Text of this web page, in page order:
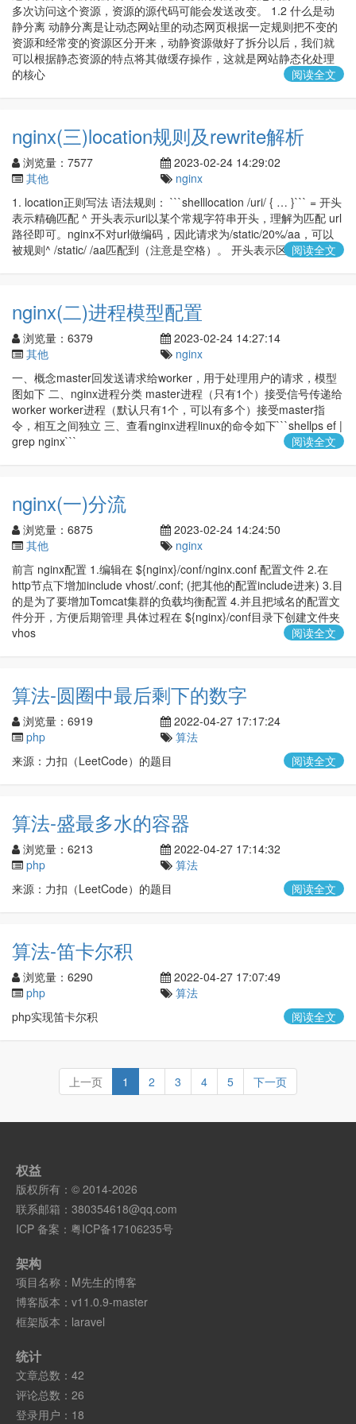
多次访问这个资源，资源的源代码可能会发送改变。 1.2 什么是动
静分离 动静分离是让动态网站里的动态网页根据一定规则把不变的
资源和经常变的资源区分开来，动静资源做好了拆分以后，我们就
可以根据静态资源的特点将其做缓存操作，这就是网站静态化处理
的核心
阅读全文
nginx(三)location规则及rewrite解析
浏览量：7577
2023-02-24 14:29:02
其他
nginx
1. location正则写法 语法规则： ```shelllocation /uri/ { … }``` = 开头
表示精确匹配 ^ 开头表示uri以某个常规字符串开头，理解为匹配 url
路径即可。nginx不对url做编码，因此请求为/static/20%/aa，可以
被规则^ /static/ /aa匹配到（注意是空格）。 开头表示区分大小写
阅读全文
nginx(二)进程模型配置
浏览量：6379
2023-02-24 14:27:14
其他
nginx
一、概念master回发送请求给worker，用于处理用户的请求，模型
图如下 二、nginx进程分类 master进程（只有1个）接受信号传递给
worker worker进程（默认只有1个，可以有多个）接受master指
令，相互之间独立 三、查看nginx进程linux的命令如下```shellps ef |
grep nginx```
阅读全文
nginx(一)分流
浏览量：6875
2023-02-24 14:24:50
其他
nginx
前言 nginx配置 1.编辑在 ${nginx}/conf/nginx.conf 配置文件 2.在
http节点下增加include vhost/.conf; (把其他的配置include进来) 3.目
的是为了要增加Tomcat集群的负载均衡配置 4.并且把域名的配置文
件分开，方便后期管理 具体过程在 ${nginx}/conf目录下创建文件夹
vhos
阅读全文
算法-圆圈中最后剩下的数字
浏览量：6919
2022-04-27 17:17:24
php
算法
来源：力扣（LeetCode）的题目
阅读全文
算法-盛最多水的容器
浏览量：6213
2022-04-27 17:14:32
php
算法
来源：力扣（LeetCode）的题目
阅读全文
算法-笛卡尔积
浏览量：6290
2022-04-27 17:07:49
php
算法
php实现笛卡尔积
阅读全文
上一页 1 2 3 4 5 下一页
权益
版权所有：© 2014-2026
联系邮箱： 380354618@qq.com
ICP 备案： 粤ICP备17106235号
架构
项目名称：M先生的博客
博客版本：v11.0.9-master
框架版本：laravel
统计
文章总数：42
评论总数：26
登录用户：18